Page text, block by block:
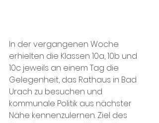
In der vergangenen Woche
erhielten die Klassen 10a, 10b und
10c jeweils an einem Tag die
Gelegenheit, das Rathaus in Bad
Urach zu besuchen und
kommunale Politik aus nächster
Nähe kennenzulernen. Ziel des